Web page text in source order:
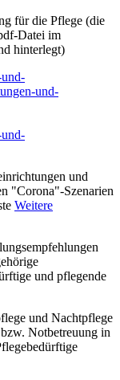
für die Pflege (die
Datei im
hinterlegt)
und-
und
"Corona"-Szenarien
Weitere
und pflegende
und Nachtpflege
Notbetreuung in